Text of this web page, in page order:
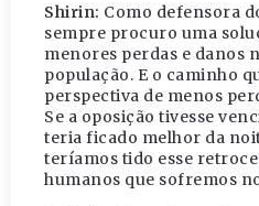
Shirin: Como defensora
sempre procuro uma
menores perdas e danos
população. E o caminho
perspectiva de menos
Se a oposição tivesse
teria ficado melhor da
teríamos tido esse
humanos que sofremos